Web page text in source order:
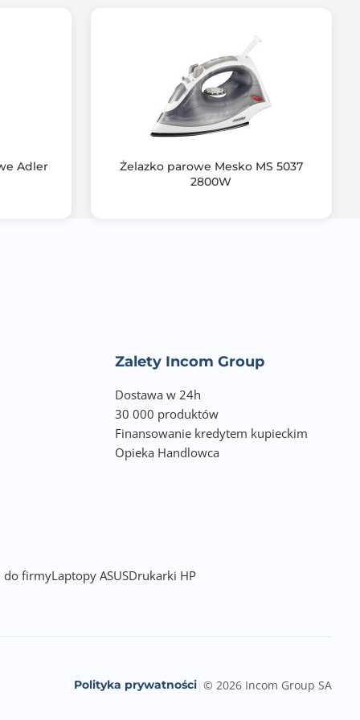
płynne
oraz skuteczne
bezpieczeństw
Adler
Żelazko parowe Mesko MS 5037
2800W
Zalety Incom Group
Dostawa w 24h
30 000 produktów
Finansowanie kredytem kupieckim
Opieka Handlowca
do firmyLaptopy ASUSDrukarki HP
Polityka prywatności © 2026 Incom Group SA